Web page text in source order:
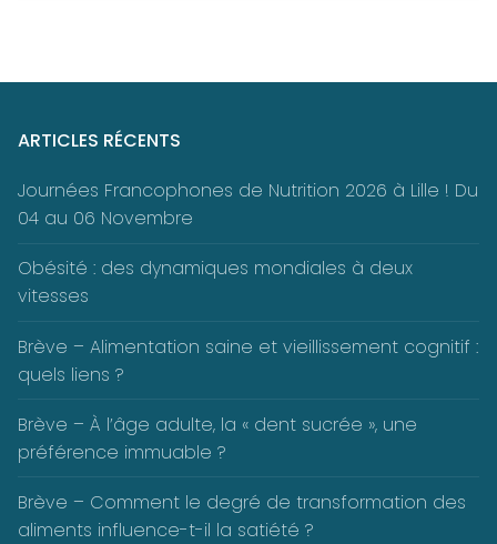
ARTICLES RÉCENTS
Journées Francophones de Nutrition 2026 à Lille ! Du
04 au 06 Novembre
Obésité : des dynamiques mondiales à deux
vitesses
Brève – Alimentation saine et vieillissement cognitif :
quels liens ?
Brève – À l’âge adulte, la « dent sucrée », une
préférence immuable ?
Brève – Comment le degré de transformation des
aliments influence-t-il la satiété ?